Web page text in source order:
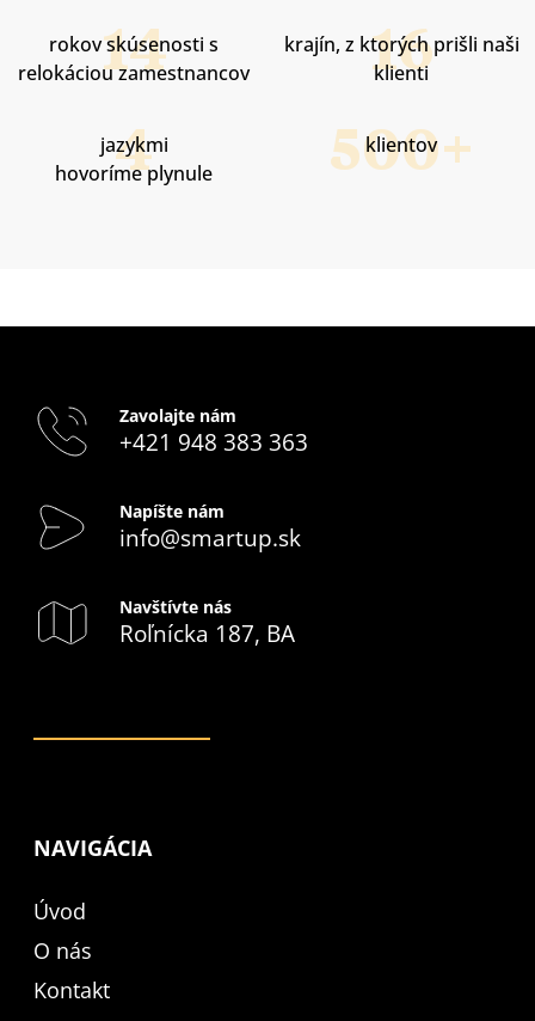
rokov skúsenosti s
relokáciou zamestnancov
krajín, z ktorých prišli naši
klienti
jazykmi
hovoríme plynule
klientov
Zavolajte nám
+421 948 383 363
Napíšte nám
info@smartup.sk
Navštívte nás
Roľnícka 187, BA
NAVIGÁCIA
Úvod
O nás
Kontakt